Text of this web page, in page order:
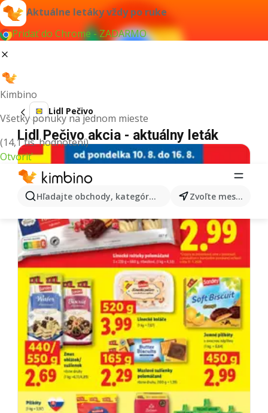
Aktuálne letáky vždy po ruke
Pridať do Chrome - ZADARMO
Kimbino
Všetky ponuky na jednom mieste
(14,1 tis. hodnotení)
Otvoriť
Hľadajte obchody, kategórie, produkty... Zvoľte mesto
Lidl Pečivo
Lidl Pečivo akcia - aktuálny leták